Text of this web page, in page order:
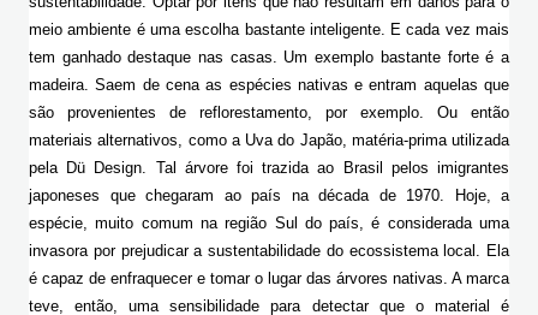
meio ambiente é uma escolha bastante inteligente. E cada vez mais
tem ganhado destaque nas casas. Um exemplo bastante forte é a
madeira. Saem de cena as espécies nativas e entram aquelas que
são provenientes de reflorestamento, por exemplo. Ou então
materiais alternativos, como a Uva do Japão, matéria-prima utilizada
pela Dü Design. Tal árvore foi trazida ao Brasil pelos imigrantes
japoneses que chegaram ao país na década de 1970. Hoje, a
espécie, muito comum na região Sul do país, é considerada uma
invasora por prejudicar a sustentabilidade do ecossistema local. Ela
é capaz de enfraquecer e tomar o lugar das árvores nativas. A marca
teve, então, uma sensibilidade para detectar que o material é